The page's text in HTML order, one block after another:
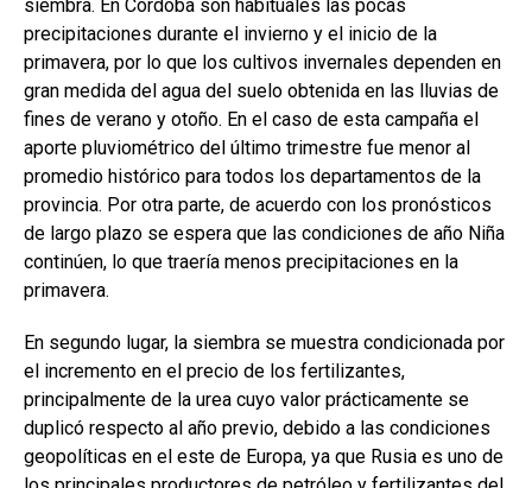
siembra. En Córdoba son habituales las pocas
precipitaciones durante el invierno y el inicio de la
primavera, por lo que los cultivos invernales dependen en
gran medida del agua del suelo obtenida en las lluvias de
fines de verano y otoño. En el caso de esta campaña el
aporte pluviométrico del último trimestre fue menor al
promedio histórico para todos los departamentos de la
provincia. Por otra parte, de acuerdo con los pronósticos
de largo plazo se espera que las condiciones de año Niña
continúen, lo que traería menos precipitaciones en la
primavera.
En segundo lugar, la siembra se muestra condicionada por
el incremento en el precio de los fertilizantes,
principalmente de la urea cuyo valor prácticamente se
duplicó respecto al año previo, debido a las condiciones
geopolíticas en el este de Europa, ya que Rusia es uno de